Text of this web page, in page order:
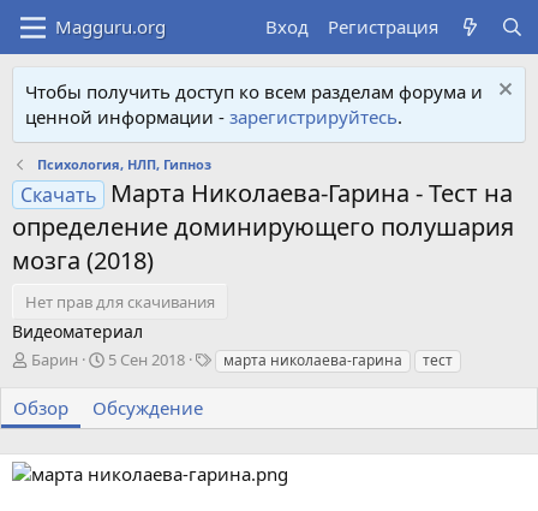
Вход Регистрация
Чтобы получить доступ ко всем разделам форума и
ценной информации - зарегистрируйтесь.
Психология, НЛП, Гипноз
Скачать
Марта Николаева-Гарина - Тест на
определение доминирующего полушария
мозга (2018)
Нет прав для скачивания
Видеоматериал
А
т
о
Барин
Д
т
а
о
5 Сен 2018
Т
и
марта николаева-гарина тест
Обзор Обсуждение